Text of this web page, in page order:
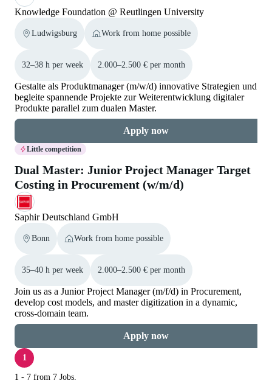
Knowledge Foundation @ Reutlingen University
Ludwigsburg Work from home possible
32–38 h per week 2.000–2.500 € per month
Gestalte als Produktmanager (m/w/d) innovative Strategien und
begleite spannende Projekte zur Weiterentwicklung digitaler
Produkte parallel zum dualen Master.
Apply now
Little competition
Dual Master: Junior Project Manager Target
Costing in Procurement (w/m/d)
Saphir Deutschland GmbH
Bonn Work from home possible
35–40 h per week 2.000–2.500 € per month
Join us as a Junior Project Manager (m/f/d) in Procurement,
develop cost models, and master digitization in a dynamic,
cross-domain team.
Apply now
1
1 - 7 from 7 Jobs.